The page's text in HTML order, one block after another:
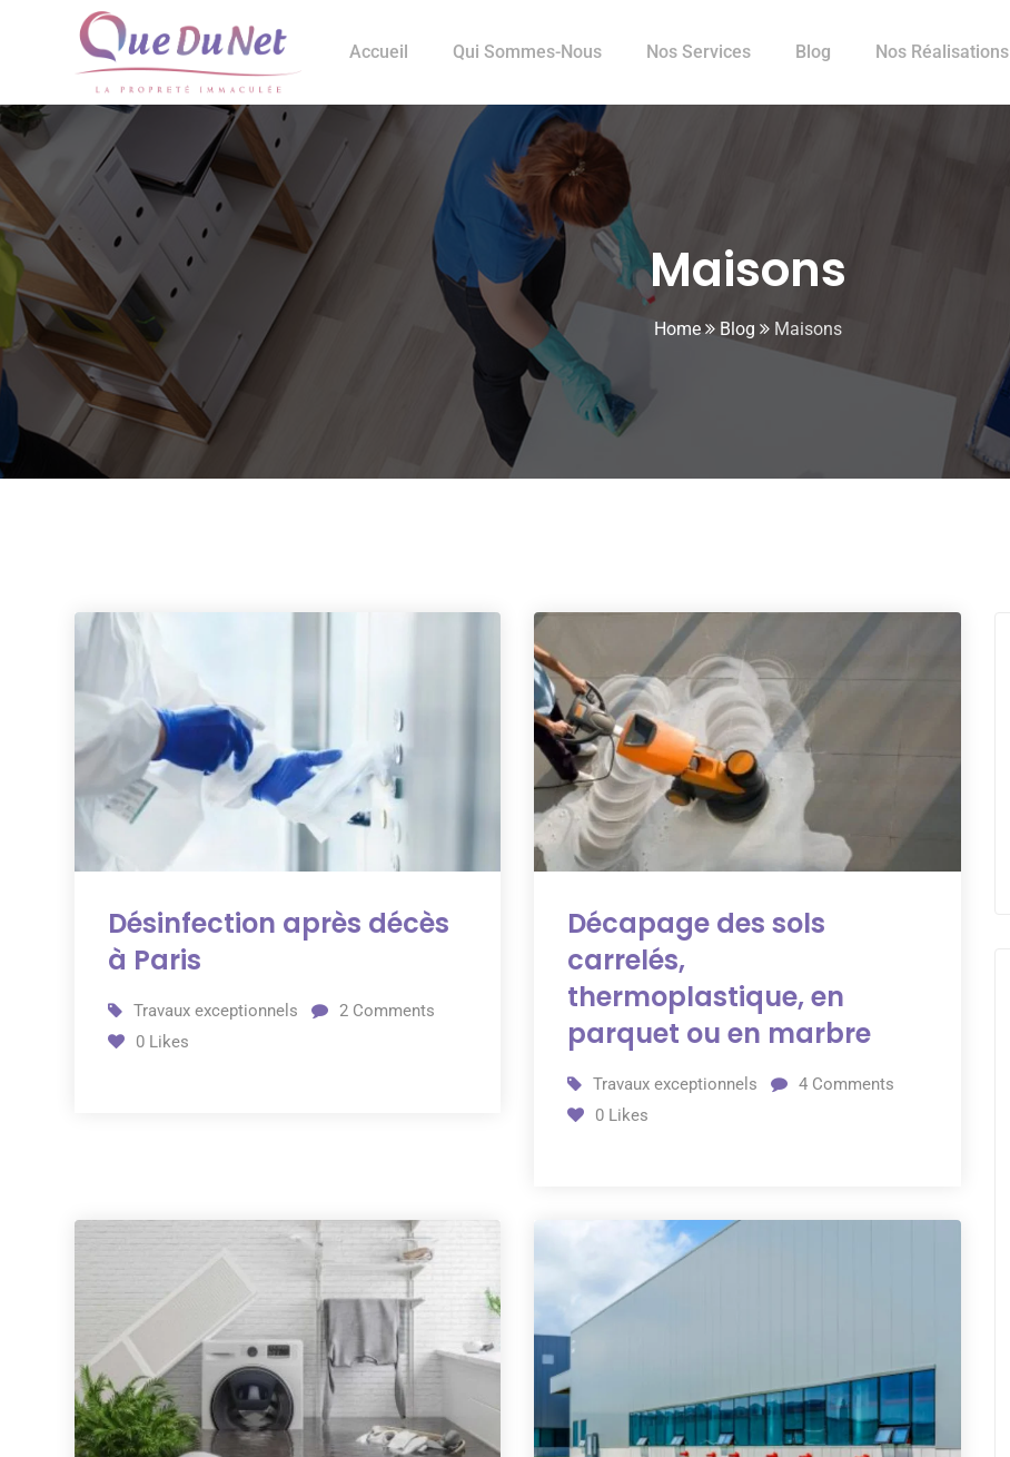
Accueil Qui Sommes-Nous Nos Services Blog Nos Réalisations
Maisons
Home Blog Maisons
Désinfection après décès
à Paris
Travaux exceptionnels 2 Comments
0 Likes
Décapage des sols
carrelés,
thermoplastique, en
parquet ou en marbre
Travaux exceptionnels 4 Comments
0 Likes